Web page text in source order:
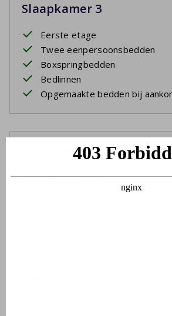
Slaapkamer 3
Eerste etage
Twee eenpersoonsbedden
Boxspringbedden
Bedlinnen
Opgemaakte bedden bij
Slaapkamer 4
Eerste etage